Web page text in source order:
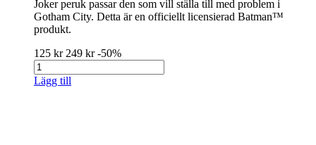
Joker peruk passar den som vill ställa till med problem i
Gotham City. Detta är en officiellt licensierad Batman™
produkt.
125 kr 249 kr-50%
Lägg till